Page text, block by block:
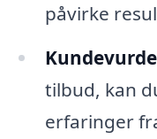
påvirke
tilbud, kan
erfaringer